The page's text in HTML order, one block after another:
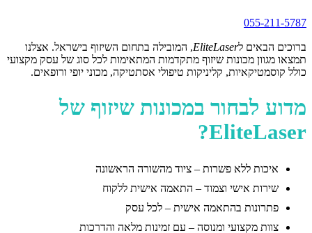
055-211-5787
ברוכים הבאים לEliteLaser, המובילה בתחום השיזוף בישראל. אצלנו
תמצאו מגוון מכונות שיזוף מתקדמות המתאימות לכל סוג של עסק מקצועי
כולל קוסמטיקאיות, קליניקות טיפולי אסתטיקה, מכוני יופי ורופאים.
מדוע לבחור במכונות שיזוף של
EliteLaser?
איכות ללא פשרות – ציוד מהשורה הראשונה
שירות אישי וצמוד – התאמה אישית ללקוח
פתרונות בהתאמה אישית – לכל עסק
צוות מקצועי ומנוסה – עם זמינות מלאה והדרכות